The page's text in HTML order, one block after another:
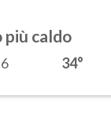
più caldo
34°